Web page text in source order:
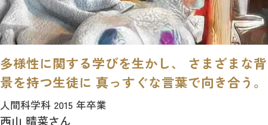
多様性に関する学びを生かし、 さまざまな背
景を持つ生徒に 真っすぐな言葉で向き合う。
人間科学科 2015 年卒業
西山 晴菜さん